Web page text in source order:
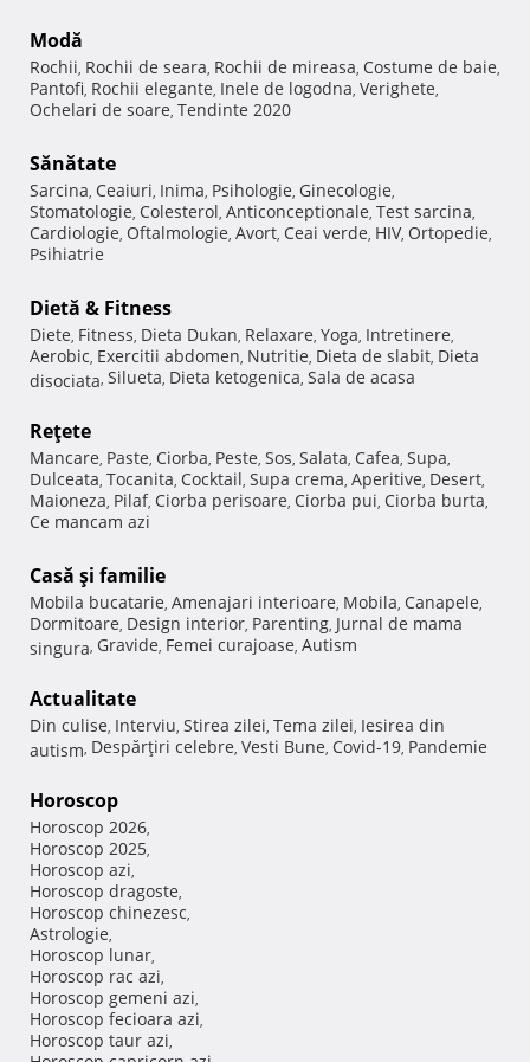
Modă
Rochii, Rochii de seara, Rochii de mireasa, Costume de baie,
Pantofi, Rochii elegante, Inele de logodna, Verighete,
Ochelari de soare, Tendinte 2020
Sănătate
Sarcina, Ceaiuri, Inima, Psihologie, Ginecologie,
Stomatologie, Colesterol, Anticonceptionale, Test sarcina,
Cardiologie, Oftalmologie, Avort, Ceai verde, HIV, Ortopedie,
Psihiatrie
Dietă & Fitness
Diete, Fitness, Dieta Dukan, Relaxare, Yoga, Intretinere,
Aerobic, Exercitii abdomen, Nutritie, Dieta de slabit, Dieta
disociata, Silueta, Dieta ketogenica, Sala de acasa
Reţete
Mancare, Paste, Ciorba, Peste, Sos, Salata, Cafea, Supa,
Dulceata, Tocanita, Cocktail, Supa crema, Aperitive, Desert,
Maioneza, Pilaf, Ciorba perisoare, Ciorba pui, Ciorba burta,
Ce mancam azi
Casă şi familie
Mobila bucatarie, Amenajari interioare, Mobila, Canapele,
Dormitoare, Design interior, Parenting, Jurnal de mama
singura, Gravide, Femei curajoase, Autism
Actualitate
Din culise, Interviu, Stirea zilei, Tema zilei, Iesirea din
autism, Despărţiri celebre, Vesti Bune, Covid-19, Pandemie
Horoscop
Horoscop 2026,
Horoscop 2025,
Horoscop azi,
Horoscop dragoste,
Horoscop chinezesc,
Astrologie,
Horoscop lunar,
Horoscop rac azi,
Horoscop gemeni azi,
Horoscop fecioara azi,
Horoscop taur azi,